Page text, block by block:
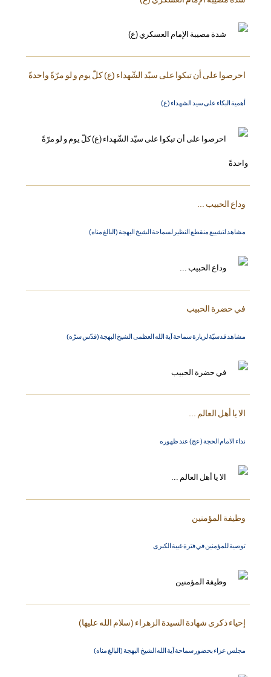
احرصوا على أن تبكوا على سيّد الشّهداء (ع) كلّ يوم و لو مرّةً واحدةً
أهمية البكاء على سيد الشهداء (ع)
وداع الحبيب ...
مشاهد لتشييع منقطع النظير لسماحة الشيخ البهجة (البالغ مناه)
في حضرة الحبيب
مشاهد قدسيّة لزيارة سماحة آية الله العظمى الشيخ البهجة (قدّس سرّه)
الا يا أهل العالم ...
نداء الامام الحجة (عج) عند ظهوره
وظيفة المؤمنين
توصية للمؤمنين في فترة غيبة الكبرى
إحياء ذكرى شهادة السيدة الزهراء (سلام الله عليها)
مجلس عزاء بحضور سماحة آية الله الشيخ البهجة (البالغ مناه)